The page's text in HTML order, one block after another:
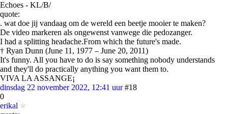
Echoes - KL/B/
quote:
. wat doe jij vandaag om de wereld een beetje mooier te maken?
De video markeren als ongewenst vanwege die pedozanger.
I had a splitting headache.From which the future's made.
† Ryan Dunn (June 11, 1977 – June 20, 2011)
It's funny. All you have to do is say something nobody understands
and they'll do practically anything you want them to.
VIVA LA ASSANGE¡
dinsdag 22 november 2022, 12:41 uur #18
0
erikal